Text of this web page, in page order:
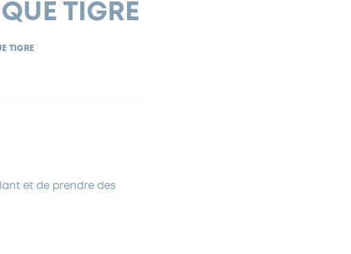
TIGRE
TIGRE
et de prendre des